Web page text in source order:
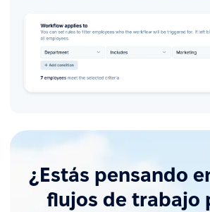
¿Estás pensando
flujos de trabajo